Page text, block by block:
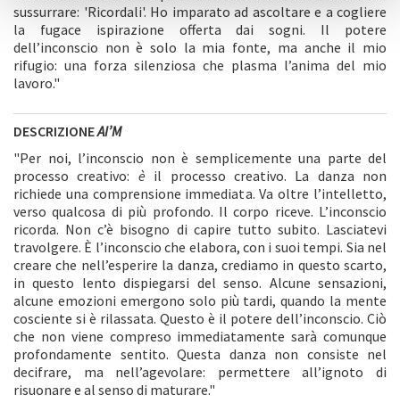
sussurrare: 'Ricordali'. Ho imparato ad ascoltare e a cogliere
la fugace ispirazione offerta dai sogni. Il potere
dell’inconscio non è solo la mia fonte, ma anche il mio
rifugio: una forza silenziosa che plasma l’anima del mio
lavoro."
DESCRIZIONEAI’M
"Per noi, l’inconscio non è semplicemente una parte del
processo creativo: è il processo creativo. La danza non
richiede una comprensione immediata. Va oltre l’intelletto,
verso qualcosa di più profondo. Il corpo riceve. L’inconscio
ricorda. Non c’è bisogno di capire tutto subito. Lasciatevi
travolgere. È l’inconscio che elabora, con i suoi tempi. Sia nel
creare che nell’esperire la danza, crediamo in questo scarto,
in questo lento dispiegarsi del senso. Alcune sensazioni,
alcune emozioni emergono solo più tardi, quando la mente
cosciente si è rilassata. Questo è il potere dell’inconscio. Ciò
che non viene compreso immediatamente sarà comunque
profondamente sentito. Questa danza non consiste nel
decifrare, ma nell’agevolare: permettere all’ignoto di
risuonare e al senso di maturare."